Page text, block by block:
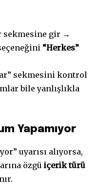
gir →
“Herkes”
sekmesini kontrol
bile yanlışlıkla
Yapamıyor
uyarısı alıyorsa,
özgü içerik türü